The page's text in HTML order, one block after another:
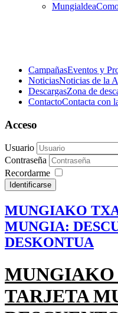
Mungialdea
CampañasEventos y
NoticiasNoticias de la
DescargasZona de
ContactoContacta con
Acceso
Usuario
Contraseña
Recordarme
Identificarse
MUNGIAKO
MUNGIA:
DESKONTUA
TARJETA